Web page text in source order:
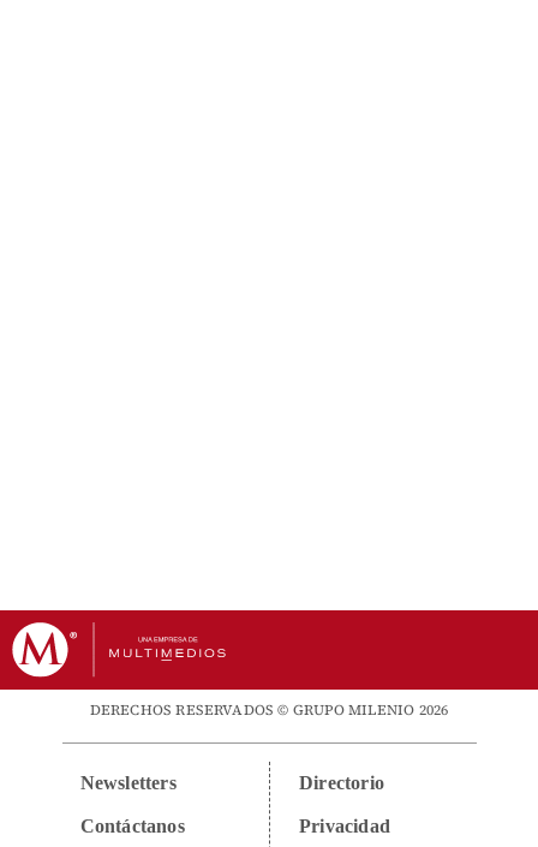
DERECHOS RESERVADOS © GRUPO MILENIO 2026
Newsletters
Contáctanos
Directorio
Privacidad